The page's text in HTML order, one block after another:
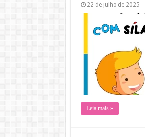
22 de julho de 2025
Leia mais »